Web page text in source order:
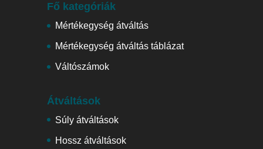
Fő kategóriák
Mértékegység átváltás
Mértékegység átváltás táblázat
Váltószámok
Átváltások
Súly átváltások
Hossz átváltások